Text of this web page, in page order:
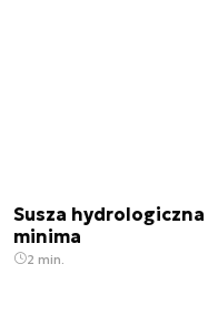
Susza hydrologiczna
minima
2 min.